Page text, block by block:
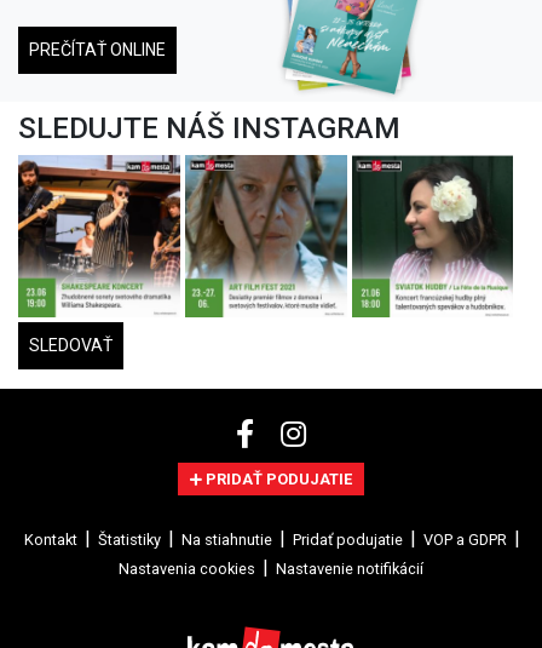
PREČÍTAŤ ONLINE
SLEDUJTE NÁŠ INSTAGRAM
SLEDOVAŤ
PRIDAŤ PODUJATIE
Kontakt Štatistiky Na stiahnutie Pridať podujatie
VOP a GDPR
Nastavenia cookies
Nastavenie notifikácií